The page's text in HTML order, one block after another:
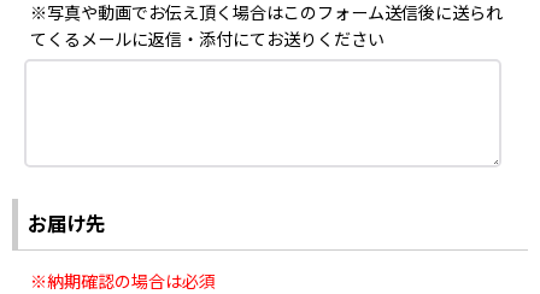
※写真や動画でお伝え頂く場合はこのフォーム送信後に送られ
てくるメールに返信・添付にてお送りください
お届け先
※納期確認の場合は必須